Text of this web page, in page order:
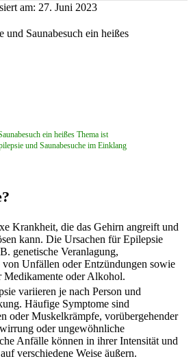
am: 27. Juni 2023
ein heißes Thema ist
und Saunabesuche im Einklang
Krankheit, die das Gehirn angreift und
kann. Die Ursachen für Epilepsie
genetische Veranlagung,
Unfällen oder Entzündungen sowie
Medikamente oder Alkohol.
variieren je nach Person und
Häufige Symptome sind
oder Muskelkrämpfe, vorübergehender
oder ungewöhnliche
Anfälle können in ihrer Intensität und
verschiedene Weise äußern.